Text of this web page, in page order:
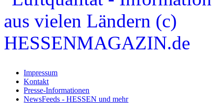
Impressum
Kontakt
Presse-Informationen
NewsFeeds - HESSEN und mehr